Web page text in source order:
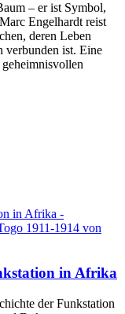
– er ist Symbol,
Engelhardt reist
deren Leben
verbunden ist. Eine
in Afrika
der Funkstation